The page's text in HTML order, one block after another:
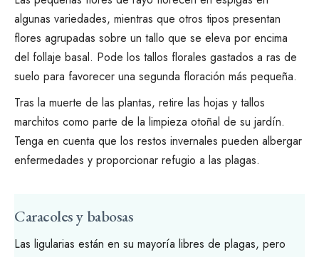
algunas variedades, mientras que otros tipos presentan
flores agrupadas sobre un tallo que se eleva por encima
del follaje basal. Pode los tallos florales gastados a ras de
suelo para favorecer una segunda floración más pequeña.
Tras la muerte de las plantas, retire las hojas y tallos
marchitos como parte de la limpieza otoñal de su jardín.
Tenga en cuenta que los restos invernales pueden albergar
enfermedades y proporcionar refugio a las plagas.
Caracoles y babosas
Las ligularias están en su mayoría libres de plagas, pero